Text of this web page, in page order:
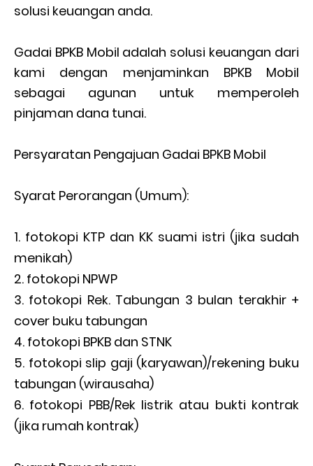
solusi keuangan anda.
Gadai BPKB Mobil adalah solusi keuangan dari
kami dengan menjaminkan BPKB Mobil
sebagai agunan untuk memperoleh
pinjaman dana tunai.
Persyaratan Pengajuan Gadai BPKB Mobil
Syarat Perorangan (Umum):
fotokopi KTP dan KK suami istri (jika sudah
menikah)
fotokopi NPWP
fotokopi Rek. Tabungan 3 bulan terakhir +
cover buku tabungan
fotokopi BPKB dan STNK
fotokopi slip gaji (karyawan)/rekening buku
tabungan (wirausaha)
fotokopi PBB/Rek listrik atau bukti kontrak
(jika rumah kontrak)